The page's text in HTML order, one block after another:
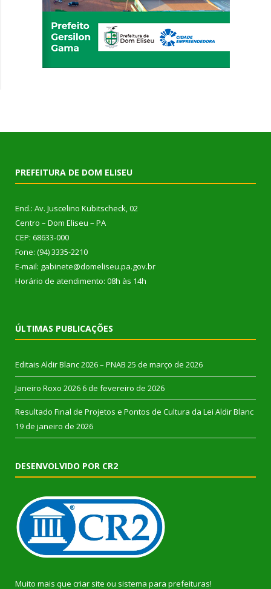
PREFEITURA DE DOM ELISEU
End.: Av. Juscelino Kubitscheck, 02
Centro – Dom Eliseu – PA
CEP: 68633-000
Fone: (94) 3335-2210
E-mail: gabinete@domeliseu.pa.gov.br
Horário de atendimento: 08h às 14h
ÚLTIMAS PUBLICAÇÕES
Editais Aldir Blanc 2026 – PNAB 25 de março de 2026
Janeiro Roxo 2026 6 de fevereiro de 2026
Resultado Final de Projetos e Pontos de Cultura da Lei Aldir Blanc
19 de janeiro de 2026
DESENVOLVIDO POR CR2
Muito mais que criar site ou sistema para prefeituras!